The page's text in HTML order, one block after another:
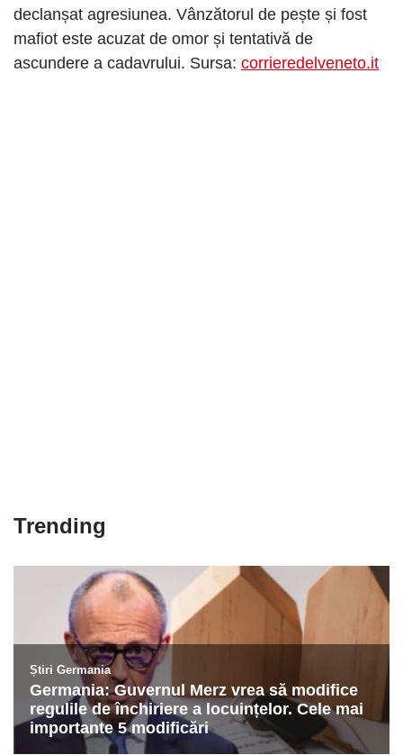
declanșat agresiunea. Vânzătorul de pește și fost
mafiot este acuzat de omor și tentativă de
ascundere a cadavrului. Sursa: corrieredelveneto.it
Trending